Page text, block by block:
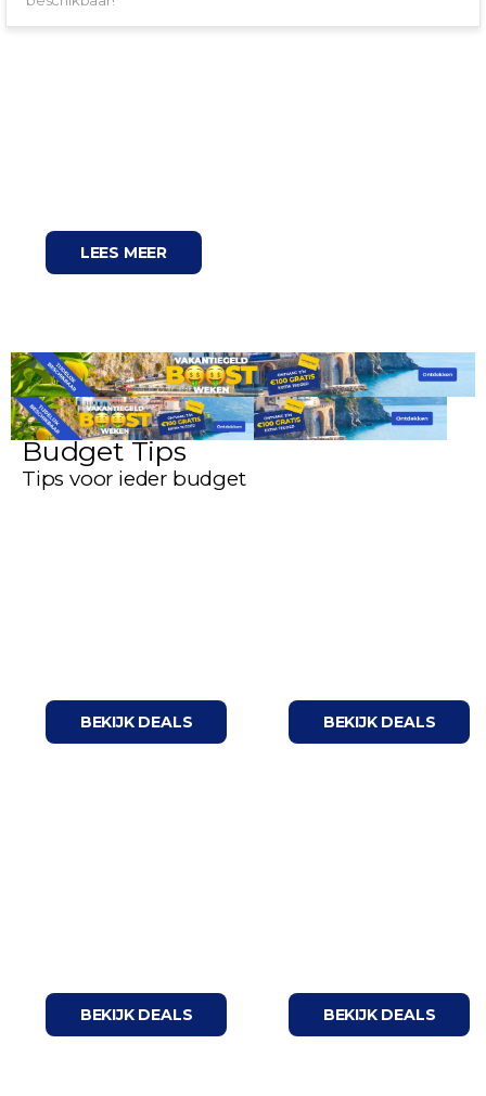
LEES MEER
Budget Tips
Tips voor ieder budget
BEKIJK DEALS BEKIJK DEALS
BEKIJK DEALS BEKIJK DEALS